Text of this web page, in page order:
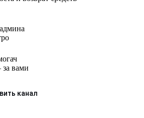
вами
канал